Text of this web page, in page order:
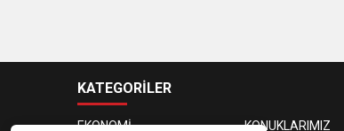
KATEGORİLER
EKONOMİ KONUKLARIMIZ